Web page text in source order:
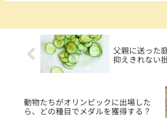
父親に送った
抑えきれない
動物たちがオリンピックに出場した
ら、どの種目でメダルを獲得する？